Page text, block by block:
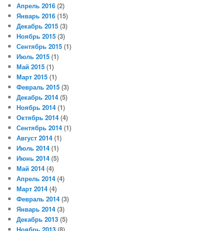
Апрель 2016 (2)
Январь 2016 (15)
Декабрь 2015 (3)
Ноябрь 2015 (3)
Сентябрь 2015 (1)
Июль 2015 (1)
Май 2015 (1)
Март 2015 (1)
Февраль 2015 (3)
Декабрь 2014 (5)
Ноябрь 2014 (1)
Октябрь 2014 (4)
Сентябрь 2014 (1)
Август 2014 (1)
Июль 2014 (1)
Июнь 2014 (5)
Май 2014 (4)
Апрель 2014 (4)
Март 2014 (4)
Февраль 2014 (3)
Январь 2014 (3)
Декабрь 2013 (5)